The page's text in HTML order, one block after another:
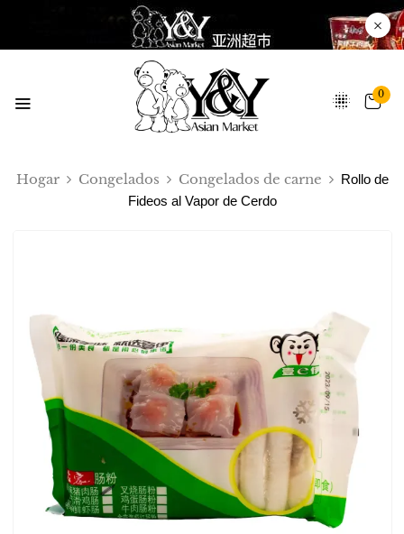
0
Hogar Congelados Congelados de carne
Rollo de
Fideos al Vapor de Cerdo